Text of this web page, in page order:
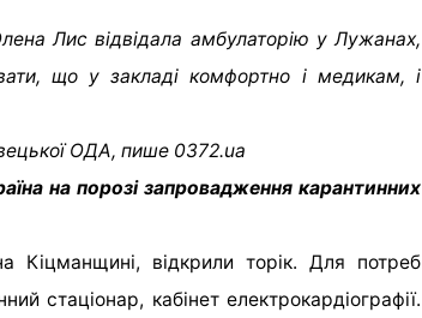
Лис відвідала амбулаторію у Лужанах,
що у закладі комфортно і медикам, і
ОДА, пише 0372.ua
на порозі запровадження карантинних
відкрили торік. Для потреб
стаціонар, кабінет електрокардіографії.